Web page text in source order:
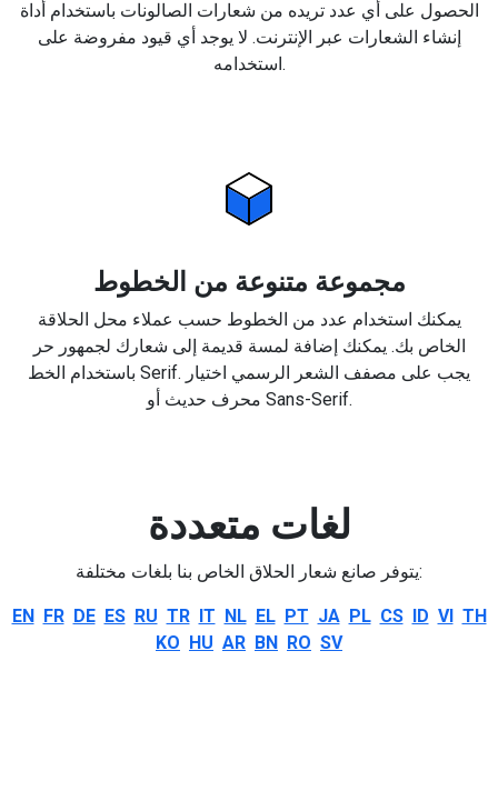
الحصول على أي عدد تريده من شعارات الصالونات باستخدام أداة
إنشاء الشعارات عبر الإنترنت. لا يوجد أي قيود مفروضة على
استخدامه.
مجموعة متنوعة من الخطوط
يمكنك استخدام عدد من الخطوط حسب عملاء محل الحلاقة
الخاص بك. يمكنك إضافة لمسة قديمة إلى شعارك لجمهور حر
باستخدام الخط Serif. يجب على مصفف الشعر الرسمي اختيار
محرف حديث أو Sans-Serif.
لغات متعددة
يتوفر صانع شعار الحلاق الخاص بنا بلغات مختلفة:
EN FR DE ES RU TR IT NL EL PT JA PL CS ID VI TH
KO HU AR BN RO SV